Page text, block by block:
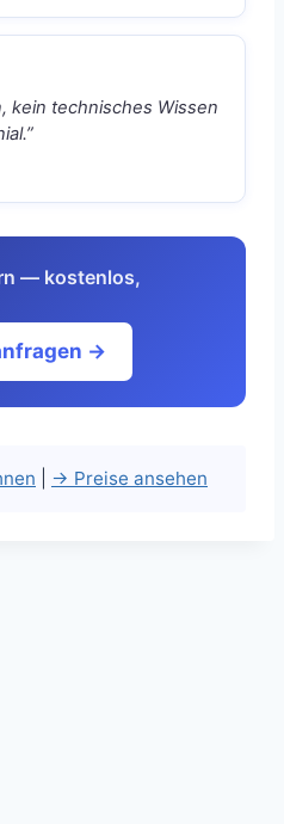
kein technisches Wissen
— kostenlos,
→
→ Preise ansehen